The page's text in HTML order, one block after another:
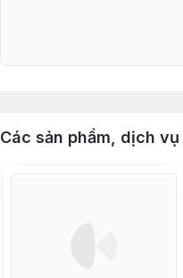
Các sản phẩm, dịch